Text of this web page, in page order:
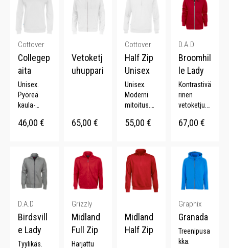
Cottover
Collegep
aita
Unisex.
Pyöreä
kaula-
Koristetikk
värivalikoi
ma.
46,00 €
Vetoketj
uhuppari
65,00 €
Cottover
Half Zip
Unisex
Unisex.
Moderni
mitoitus.
Harjattu
värivalikoi
ma.
55,00 €
D.A.D
Broomhil
le Lady
Kontrastivä
rinen
vetoketju.
huppu.
Ribbikudott
u helma.
Monta
väriä.
67,00 €
D.A.D
Birdsvill
e Lady
Tyylikäs.
Grizzly
Midland
Full Zip
Harjattu
Midland
Half Zip
Graphix
Granada
Treenipusa
kka.